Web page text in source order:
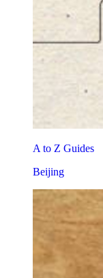
A to Z Guides
Beijing